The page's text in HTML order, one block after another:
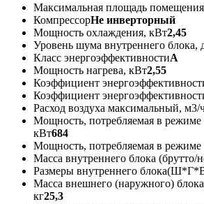
Максимальная площадь
КомпрессорНе инверторный
Мощность охлаждения, кВт2,45
Уровень шума внутреннего блока,
Класс энергоэффективностиА
Мощность нагрева, кВт2,55
Коэффициент
Коэффициент
Расход воздуха максимальный, м3/
Мощность, потребляемая в
кВт684
Мощность, потребляемая в
Масса внутреннего блока (брутто/
Размеры внутреннего
Масса внешнего (наружного) блока
кг25,3